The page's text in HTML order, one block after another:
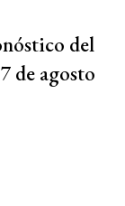
del
de agosto